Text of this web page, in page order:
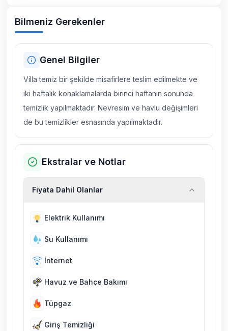
Bilmeniz Gerekenler
Genel Bilgiler
Villa temiz bir şekilde misafirlere teslim edilmekte ve
iki haftalık konaklamalarda birinci haftanın sonunda
temizlik yapılmaktadır. Nevresim ve havlu değişimleri
de bu temizlikler esnasında yapılmaktadır.
Ekstralar ve Notlar
Fiyata Dahil Olanlar
Elektrik Kullanımı
Su Kullanımı
İnternet
Havuz ve Bahçe Bakımı
Tüpgaz
Giriş Temizliği